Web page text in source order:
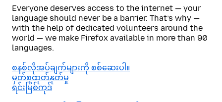
Everyone deserves access to the internet — your
language should never be a barrier. That’s why —
with the help of dedicated volunteers around the
world — we make Firefox available in more than 90
languages.
စနစ်လိုအပ်ချက်များကို စစ်ဆေးပါ။
မှတ်စုထုတ်နုတ်မှု
ရင်းမြစ်ကုဒ်